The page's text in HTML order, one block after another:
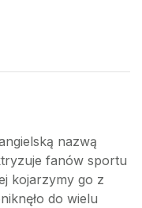
nazwą
fanów sportu
kojarzymy go z
do wielu